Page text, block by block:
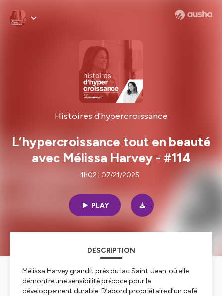
Histoires d'hypercroissance
L’hypercroissance tout en beauté
avec Mélissa Harvey - #114
1h02 | 07/21/2025
PLAY
DESCRIPTION
Mélissa Harvey grandit près du lac Saint-Jean, où elle
démontre une sensibilité précoce pour le
développement durable. D’abord propriétaire d’un café